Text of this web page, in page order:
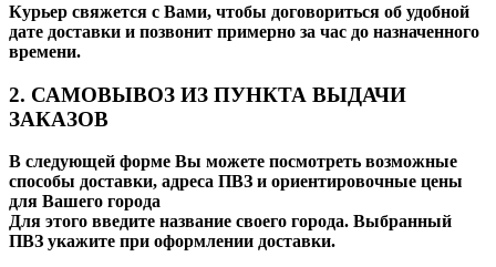
Курьер свяжется с Вами, чтобы договориться об удобной
дате доставки и позвонит примерно за час до назначенного
времени.
2. САМОВЫВОЗ ИЗ ПУНКТА ВЫДАЧИ
ЗАКАЗОВ
В следующей форме Вы можете посмотреть возможные
способы доставки, адреса ПВЗ и ориентировочные цены
для Вашего города
Для этого введите название своего города. Выбранный
ПВЗ укажите при оформлении доставки.